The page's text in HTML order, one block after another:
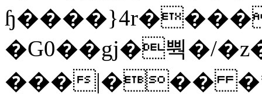
�G0��gj�뿩�/
���|���